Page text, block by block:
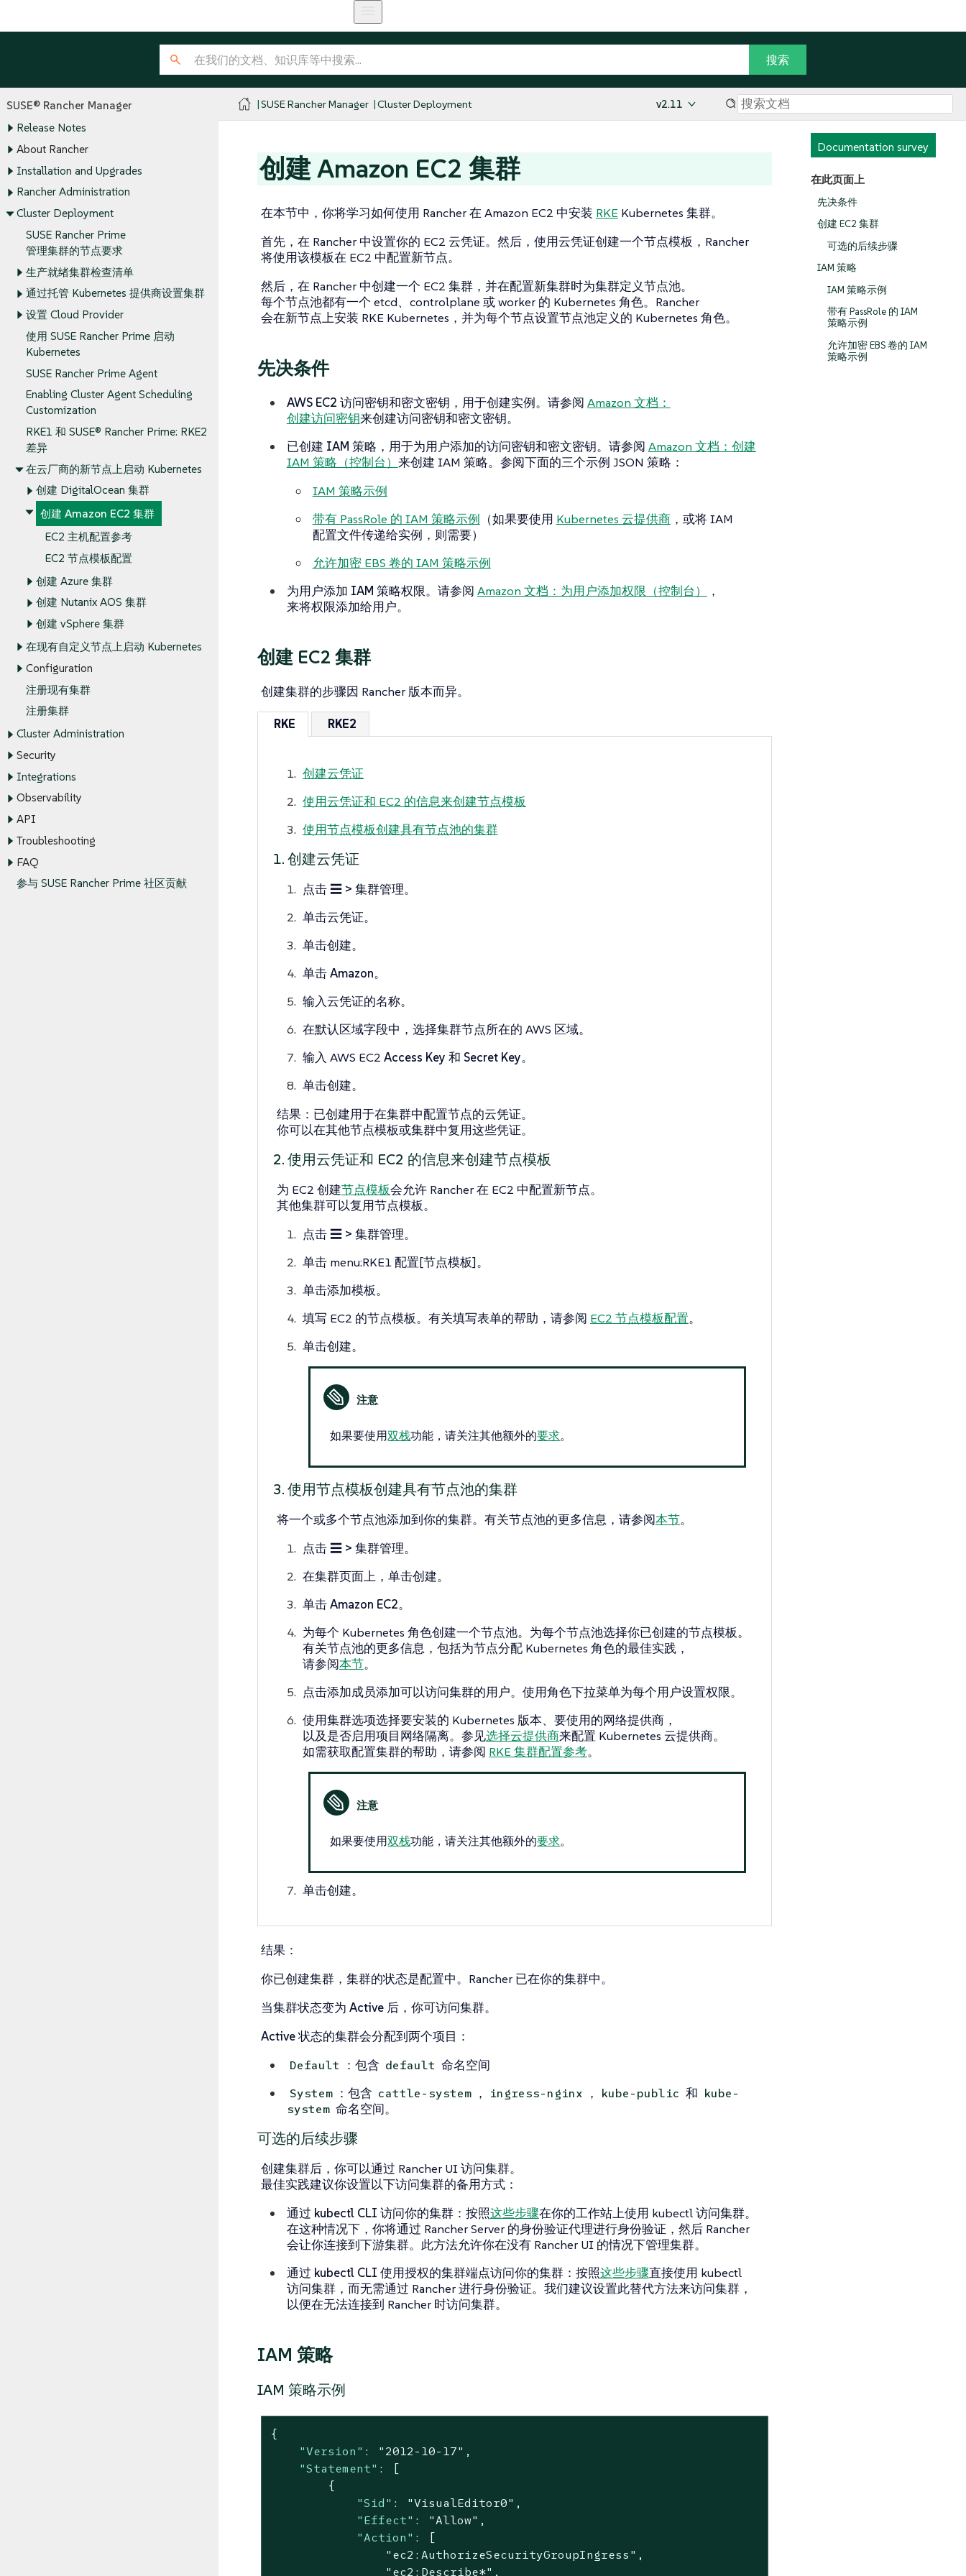
SUSE® Rancher Manager
Release Notes
About Rancher
Installation and Upgrades
Rancher Administration
Cluster Deployment
SUSE Rancher Prime
管理集群的节点要求
生产就绪集群检查清单
通过托管 Kubernetes 提供商设置集群
设置 Cloud Provider
使用 SUSE Rancher Prime 启动
Kubernetes
SUSE Rancher Prime Agent
Enabling Cluster Agent Scheduling
Customization
RKE1 和 SUSE® Rancher Prime: RKE2
差​​异
在云厂商的新节点上启动 Kubernetes
创建 DigitalOcean 集群
创建 Amazon EC2 集群
EC2 主机配置参考
EC2 节点模板配置
创建 Azure 集群
创建 Nutanix AOS 集群
创建 vSphere 集群
在现有自定义节点上启动 Kubernetes
Configuration
注册现有集群
注册集群
Cluster Administration
Security
Integrations
Observability
API
Troubleshooting
FAQ
参与 SUSE Rancher Prime 社区贡献
SUSE Rancher Manager Cluster Deployment v2.11
Documentation survey
在此页面上
先决条件
创建 EC2 集群
可选的后续步骤
IAM 策略
IAM 策略示例
带有 PassRole 的 IAM
策略示例
允许加密 EBS 卷的 IAM
策略示例
创建 Amazon EC2 集群
在本节中，你将学习如何使用 Rancher 在 Amazon EC2 中安装 RKEKubernetes 集群。
首先，在 Rancher 中设置你的 EC2 云凭证。然后，使用云凭证创建一个节点模板，Rancher
将使用该模板在 EC2 中配置新节点。
然后，在 Rancher 中创建一个 EC2 集群，并在配置新集群时为集群定义节点池。
每个节点池都有一个 etcd、controlplane 或 worker 的 Kubernetes 角色。Rancher
会在新节点上安装 RKE Kubernetes，并为每个节点设置节点池定义的 Kubernetes 角色。
先决条件
AWS EC2 访问密钥和密文密钥 ，用于创建实例。请参阅 Amazon 文档：
创建访问密钥来创建访问密钥和密文密钥。
已创建 IAM 策略 ，用于为用户添加的访问密钥和密文密钥。请参阅 Amazon 文档：创建
IAM 策略（控制台） 来创建 IAM 策略。参阅下面的三个示例 JSON 策略：
IAM 策略示例
带有 PassRole 的 IAM 策略示例 （如果要使用 Kubernetes 云提供商，或将 IAM
配置文件传递给实例，则需要）
允许加密 EBS 卷的 IAM 策略示例
为用户添加 IAM 策略权限。请参阅 Amazon 文档：为用户添加权限（控制台）
，
来将权限添加给用户。
创建 EC2 集群
创建集群的步骤因 Rancher 版本而异。
RKE RKE2
创建云凭证
使用云凭证和 EC2 的信息来创建节点模板
使用节点模板创建具有节点池的集群
1. 创建云凭证
点击 ☰ > 集群管理。
单击云凭证。
单击创建。
单击Amazon。
输入云凭证的名称。
在默认区域字段中，选择集群节点所在的 AWS 区域。
输入 AWS EC2 Access Key 和 Secret Key。
单击创建。
结果 ：已创建用于在集群中配置节点的云凭证。
你可以在其他节点模板或集群中复用这些凭证。
2. 使用云凭证和 EC2 的信息来创建节点模板
为 EC2 创建节点模板会允许 Rancher 在 EC2 中配置新节点。
其他集群可以复用节点模板。
点击 ☰ > 集群管理。
单击 menu:RKE1 配置[节点模板]。
单击添加模板。
填写 EC2 的节点模板。有关填写表单的帮助，请参阅 EC2 节点模板配置。
单击创建。
如果要使用双栈功能，请关注其他额外的要求。
3. 使用节点模板创建具有节点池的集群
将一个或多个节点池添加到你的集群。有关节点池的更多信息，请参阅本节。
点击 ☰ > 集群管理。
在集群页面上，单击创建。
单击Amazon EC2。
为每个 Kubernetes 角色创建一个节点池。为每个节点池选择你已创建的节点模板。
有关节点池的更多信息，包括为节点分配 Kubernetes 角色的最佳实践，
请参阅本节。
点击添加成员添加可以访问集群的用户。使用角色下拉菜单为每个用户设置权限。
使用集群选项选择要安装的 Kubernetes 版本、要使用的网络提供商，
以及是否启用项目网络隔离。参见选择云提供商来配置 Kubernetes 云提供商。
如需获取配置集群的帮助，请参阅 RKE 集群配置参考。
如果要使用双栈功能，请关注其他额外的要求。
单击创建。
结果 ：
你已创建集群，集群的状态是配置中。Rancher 已在你的集群中。
当集群状态变为 Active后，你可访问集群。
Active状态的集群会分配到两个项目：
Default ：包含 default 命名空间
System ：包含 cattle-system ， ingress-nginx ， kube-public 和 kube-
system 命名空间。
可选的后续步骤
创建集群后，你可以通过 Rancher UI 访问集群。
最佳实践建议你设置以下访问集群的备用方式：
通过 kubectl CLI 访问你的集群：按照这些步骤在你的工作站上使用 kubectl 访问集群。
在这种情况下，你将通过 Rancher Server 的身份验证代理进行身份验证，然后 Rancher
会让你连接到下游集群。此方法允许你在没有 Rancher UI 的情况下管理集群。
通过 kubectl CLI 使用授权的集群端点访问你的集群：按照这些步骤直接使用 kubectl
访问集群，而无需通过 Rancher 进行身份验证。我们建议设置此替代方法来访问集群，
以便在无法连接到 Rancher 时访问集群。
IAM 策略
IAM 策略示例
{
"Version" : "2012-10-17" ,
"Statement" : [
        {
"Sid" : "VisualEditor0" ,
"Effect" : "Allow" ,
"Action" : [
"ec2:AuthorizeSecurityGroupIngress" ,
"ec2:Describe*" ,